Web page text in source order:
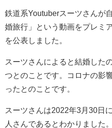
鉄道系Youtuberスーツさんが
婚旅行」という動画をプレミ
を公表しました。
スーツさんによると結婚した
つとのことです。コロナの影
ったとのことです。
スーツさんは2022年3月30日
人さんであるとわかりました